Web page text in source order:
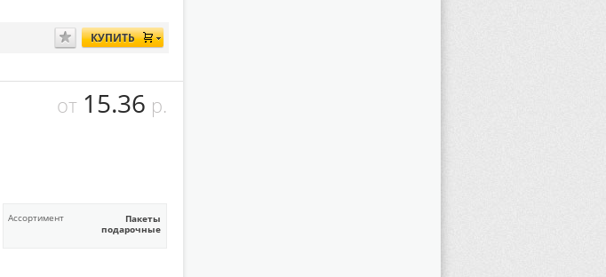
КУПИТЬ
от 15.36 р.
Ассортимент
Пакеты
подарочные